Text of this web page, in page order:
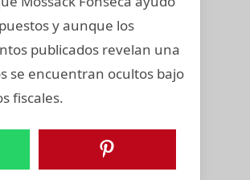
y aunque los
publicados revelan una
se encuentran ocultos bajo
fiscales.